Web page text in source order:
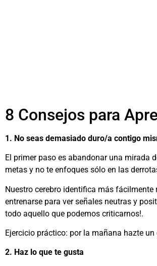
8 Consejos para
1. No seas demasiado duro/a contigo
El primer paso es abandonar una mirada
metas y no te enfoques sólo en las
Nuestro cerebro identifica más
entrenarse para ver señales neutras y
todo aquello que podemos criticarnos!.
Ejercicio práctico: por la mañana hazte
2. Haz lo que te gusta